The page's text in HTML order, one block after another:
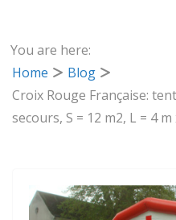
You are here:
Home
Blog
Croix Rouge Française:
secours, S = 12 m2, L = 4